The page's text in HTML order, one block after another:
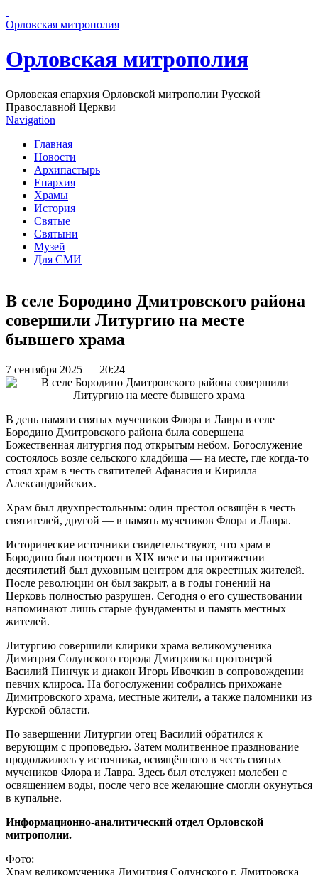
Орловская митрополия
Орловская митрополия
Орловская епархия Орловской митрополии Русской
Православной Церкви
Navigation
Главная
Новости
Архипастырь
Епархия
Храмы
История
Святые
Святыни
Музей
Для СМИ
В селе Бородино Дмитровского района
совершили Литургию на месте
бывшего храма
7 сентября 2025 — 20:24
В день памяти святых мучеников Флора и Лавра в селе
Бородино Дмитровского района была совершена
Божественная литургия под открытым небом. Богослужение
состоялось возле сельского кладбища — на месте, где когда-то
стоял храм в честь святителей Афанасия и Кирилла
Александрийских.
Храм был двухпрестольным: один престол освящён в честь
святителей, другой — в память мучеников Флора и Лавра.
Исторические источники свидетельствуют, что храм в
Бородино был построен в XIX веке и на протяжении
десятилетий был духовным центром для окрестных жителей.
После революции он был закрыт, а в годы гонений на
Церковь полностью разрушен. Сегодня о его существовании
напоминают лишь старые фундаменты и память местных
жителей.
Литургию совершили клирики храма великомученика
Димитрия Солунского города Дмитровска протоиерей
Василий Пинчук и диакон Игорь Ивочкин в сопровождении
певчих клироса. На богослужении собрались прихожане
Димитровского храма, местные жители, а также паломники из
Курской области.
По завершении Литургии отец Василий обратился к
верующим с проповедью. Затем молитвенное празднование
продолжилось у источника, освящённого в честь святых
мучеников Флора и Лавра. Здесь был отслужен молебен с
освящением воды, после чего все желающие смогли окунуться
в купальне.
Информационно-аналитический отдел Орловской
митрополии.
Фото:
Храм великомученика Димитрия Солунского г. Дмитровска